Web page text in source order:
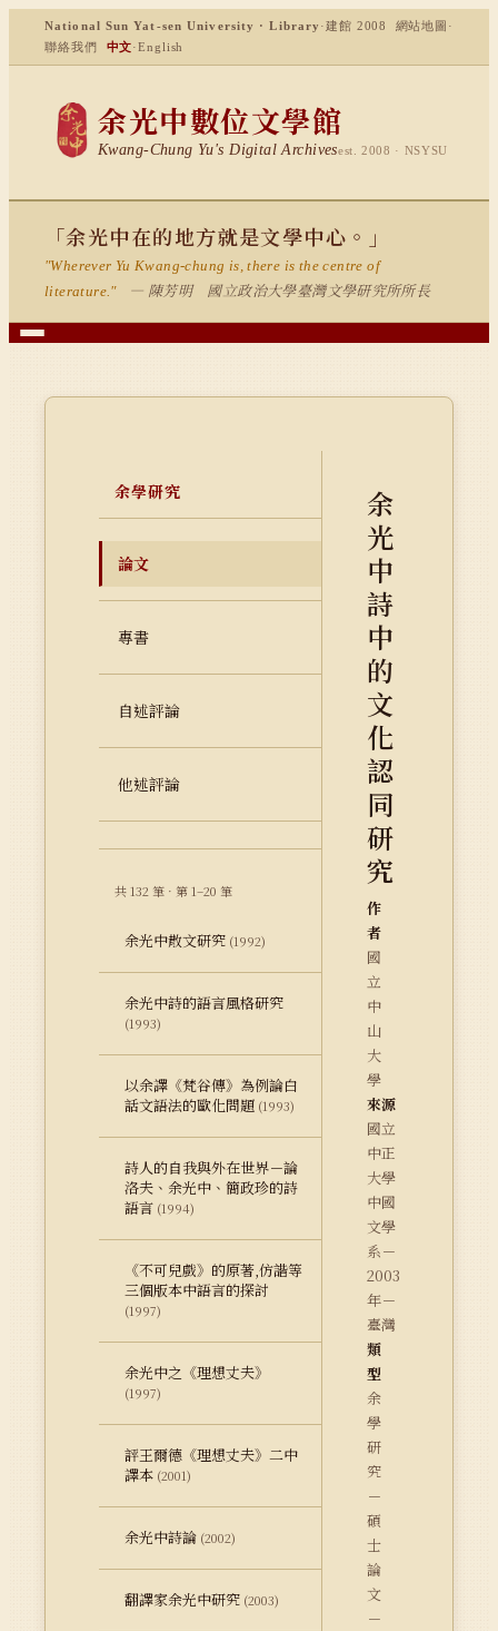
National Sun Yat-sen University · Library ·建館 2008 網站地圖 ·
聯絡我們
中文·English
余光中數位文學館
Kwang-Chung Yu's Digital Archivesest. 2008 · NSYSU
「余光中在的地方就是文學中心。」
"Wherever Yu Kwang-chung is, there is the centre of
literature."
— 陳芳明 國立政治大學臺灣文學研究所所長
余學研究
論文
專書
自述評論
他述評論
共 132 筆 · 第 1–20 筆
余光中散文研究 (1992)
余光中詩的語言風格研究
(1993)
以余譯《梵谷傳》為例論白
話文語法的歐化問題 (1993)
詩人的自我與外在世界－論
洛夫、余光中、簡政珍的詩
語言 (1994)
《不可兒戲》的原著,仿諧等
三個版本中語言的探討
(1997)
余光中之《理想丈夫》
(1997)
評王爾德《理想丈夫》二中
譯本 (2001)
余光中詩論 (2002)
翻譯家余光中研究 (2003)
余
光
中
詩
中
的
文
化
認
同
研
究
作
者
國
立
中
山
大
學
來源
國立
中正
大學
中國
文學
系－
2003
年－
臺灣
類
型
余
學
研
究
－
碩
士
論
文
－